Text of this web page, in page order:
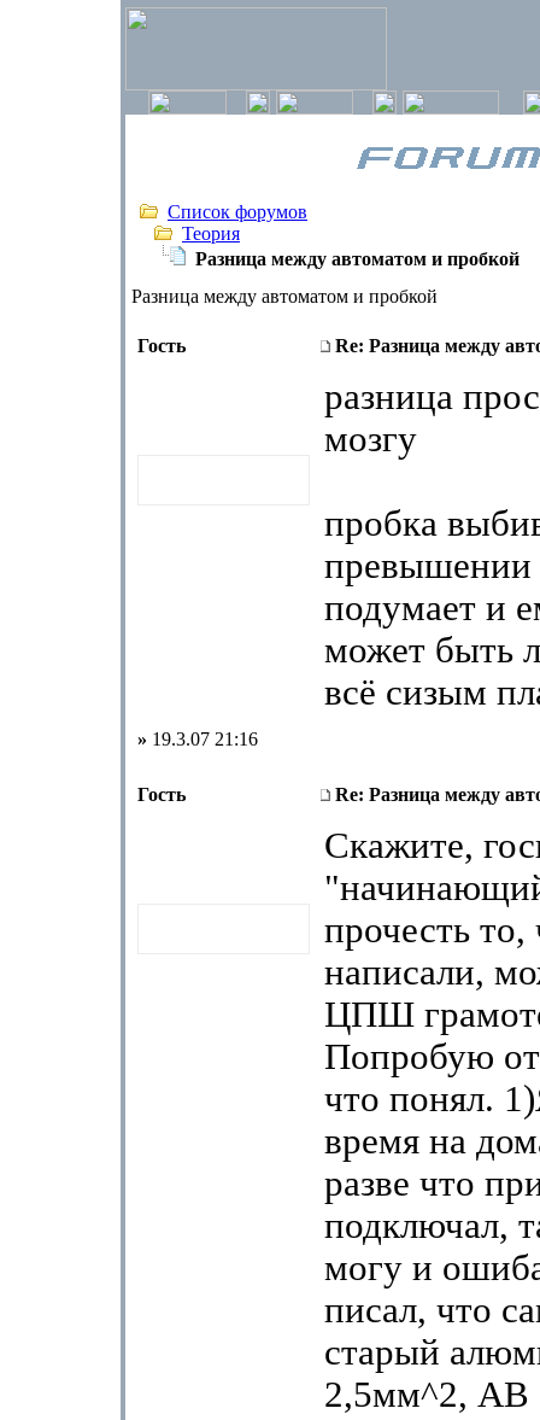
Список форумов
Теория
Разница между автоматом и пробкой
Разница между автоматом и пробкой
Гость Re: Разница между
разница
мозгу
пробка
превышении
подумает и
может быть
всё сизым
» 19.3.07 21:16
Гость Re: Разница между
Скажите,
прочесть
написали,
ЦПШ
Попробую
что понял.
время на
разве что
подключал,
могу и
писал, что
старый
2,5мм^2, АВ